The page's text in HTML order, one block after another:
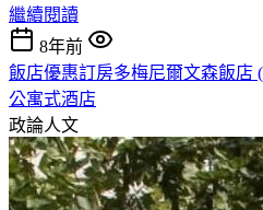
繼續閱讀
8年前
飯店優惠訂房多梅尼爾文森飯店
公寓式酒店
政論人文